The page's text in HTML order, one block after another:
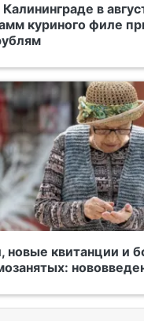
в
куриного филе
новые квитанции и